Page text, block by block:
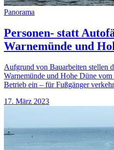
Panorama
Personen- statt
Warnemünde und
Aufgrund von Bauarbeiten stellen
Warnemünde und Hohe Düne
Betrieb ein – für Fußgänger
17. März 2023